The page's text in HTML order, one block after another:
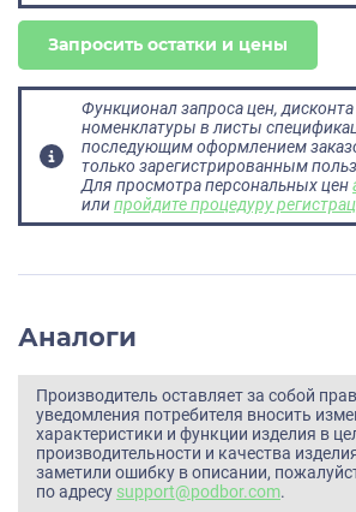
Запросить остатки и цены
Функционал запроса цен,
номенклатуры в листы
последующим оформлением
только зарегистрированным
Для просмотра персональных цен
илипройдите процедуру
Аналоги
Производитель оставляет за собой
уведомления потребителя вносить
характеристики и функции изделия в
производительности и качества
заметили ошибку в описании,
по адресу support@podbor.com.